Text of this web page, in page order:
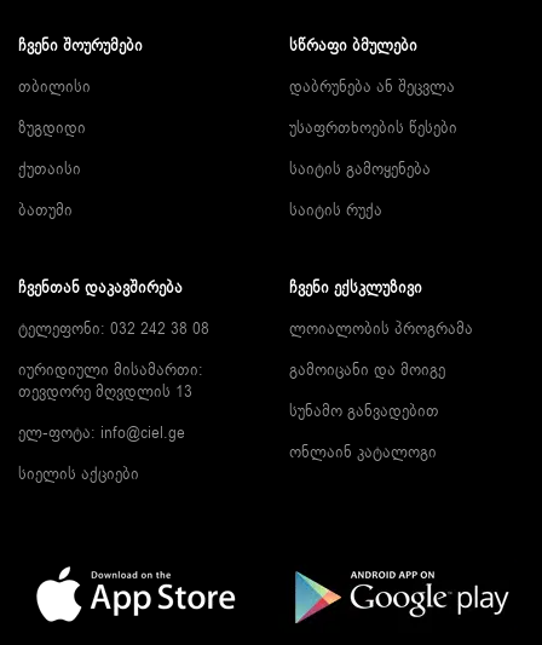
ᲩᲕᲔᲜᲘ ᲨᲝᲣᲠᲣᲛᲔᲑᲘ
თბილისი
ზუგდიდი
ქუთაისი
ბათუმი
ᲡᲬᲠᲐᲤᲘ ᲑᲛᲣᲚᲔᲑᲘ
დაბრუნება ან შეცვლა
უსაფრთხოების წესები
საიტის გამოყენება
საიტის რუქა
ᲩᲕᲔᲜᲗᲐᲜ ᲓᲐᲙᲐᲕᲨᲘᲠᲔᲑᲐ
ტელეფონი: 032 242 38 08
იურიდიული მისამართი:
თევდორე მღვდლის 13
ელ-ფოტა: info@ciel.ge
სიელის აქციები
ᲩᲕᲔᲜᲘ ᲔᲥᲡᲙᲚᲣᲖᲘᲕᲘ
ლოიალობის პროგრამა
გამოიცანი და მოიგე
სუნამო განვადებით
ონლაინ კატალოგი